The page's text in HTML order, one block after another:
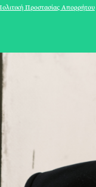
Προστασίας Απορρήτου